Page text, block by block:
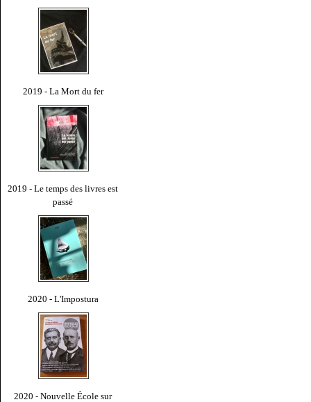
2019 - La Mort du fer
2019 - Le temps des livres est
passé
2020 - L'Impostura
2020 - Nouvelle École sur